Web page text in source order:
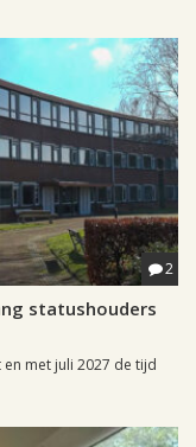
2
statushouders
met juli 2027 de tijd